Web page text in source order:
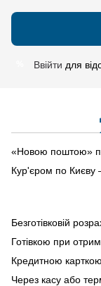
Ввійти для
«Новою поштою»
Кур'єром по Києву
Безготівковій
Готівкою при
Кредитною
Через касу або